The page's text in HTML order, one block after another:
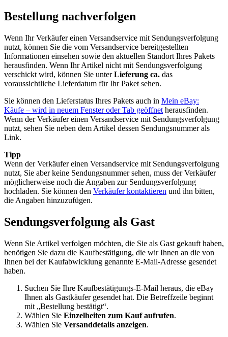
Bestellung nachverfolgen
Wenn Ihr Verkäufer einen Versandservice mit Sendungsverfolgung
nutzt, können Sie die vom Versandservice bereitgestellten
Informationen einsehen sowie den aktuellen Standort Ihres Pakets
herausfinden. Wenn Ihr Artikel nicht mit Sendungsverfolgung
verschickt wird, können Sie unterLieferung ca. das
voraussichtliche Lieferdatum für Ihr Paket sehen.
Sie können den Lieferstatus Ihres Pakets auch in Mein eBay:
Käufe – wird in neuem Fenster oder Tab geöffnet herausfinden.
Wenn der Verkäufer einen Versandservice mit Sendungsverfolgung
nutzt, sehen Sie neben dem Artikel dessen Sendungsnummer als
Link.
Tipp
Wenn der Verkäufer einen Versandservice mit Sendungsverfolgung
nutzt, Sie aber keine Sendungsnummer sehen, muss der Verkäufer
möglicherweise noch die Angaben zur Sendungsverfolgung
hochladen. Sie können den Verkäufer kontaktieren und ihn bitten,
die Angaben hinzuzufügen.
Sendungsverfolgung als Gast
Wenn Sie Artikel verfolgen möchten, die Sie als Gast gekauft haben,
benötigen Sie dazu die Kaufbestätigung, die wir Ihnen an die von
Ihnen bei der Kaufabwicklung genannte E-Mail-Adresse gesendet
haben.
Suchen Sie Ihre Kaufbestätigungs-E-Mail heraus, die eBay
Ihnen als Gastkäufer gesendet hat. Die Betreffzeile beginnt
mit „Bestellung bestätigt“.
Wählen Sie Einzelheiten zum Kauf aufrufen.
Wählen Sie Versanddetails anzeigen.